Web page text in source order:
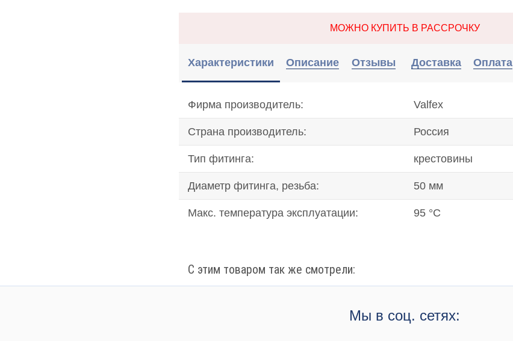
МОЖНО КУПИТЬ В РАССРОЧКУ
Характеристики
Фирма производитель: Valfex
Страна производитель: Россия
Тип фитинга: крестовины
Диаметр фитинга, резьба: 50 мм
Макс. температура эксплуатации: 95 °C
Описание Доставка Оплата
Отзывы
С этим товаром так же смотрели:
Мы в соц. сетях: